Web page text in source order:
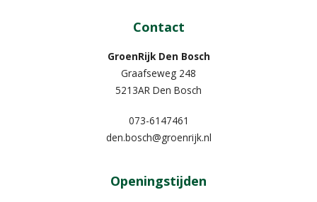
Contact
GroenRijk Den Bosch
Graafseweg 248
5213AR Den Bosch
073-6147461
den.bosch@groenrijk.nl
Openingstijden